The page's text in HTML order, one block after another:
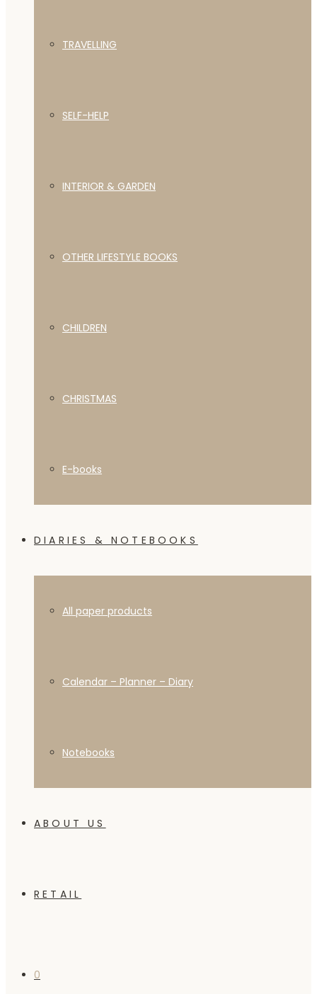
TRAVELLING
SELF-HELP
INTERIOR & GARDEN
OTHER LIFESTYLE BOOKS
CHILDREN
CHRISTMAS
E-books
DIARIES & NOTEBOOKS
All paper products
Calendar – Planner – Diary
Notebooks
ABOUT US
RETAIL
0